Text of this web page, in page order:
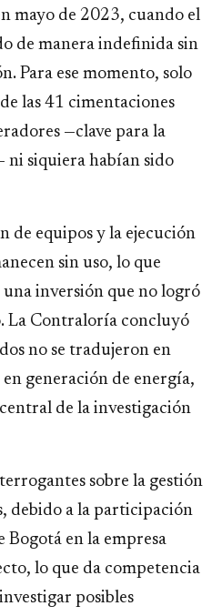
mayo de 2023, cuando el
de manera indefinida sin
Para ese momento, solo
las 41 cimentaciones
—clave para la
ni siquiera habían sido
de equipos y la ejecución
sin uso, lo que
inversión que no logró
La Contraloría concluyó
no se tradujeron en
generación de energía,
de la investigación
sobre la gestión
debido a la participación
en la empresa
lo que da competencia
posibles